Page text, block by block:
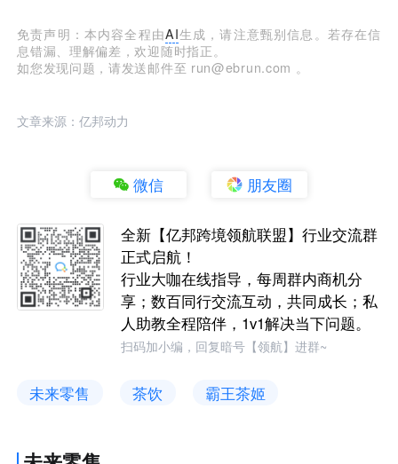
免责声明：本内容全程由AI生成，请注意甄别信息。若存在信
息错漏、理解偏差，欢迎随时指正。
如您发现问题，请发送邮件至 run@ebrun.com 。
文章来源：亿邦动力
微信 朋友圈
全新【亿邦跨境领航联盟】行业交流群
正式启航！
行业大咖在线指导，每周群内商机分
享；数百同行交流互动，共同成长；私
人助教全程陪伴，1v1解决当下问题。
扫码加小编，回复暗号【领航】进群~
未来零售 茶饮 霸王茶姬